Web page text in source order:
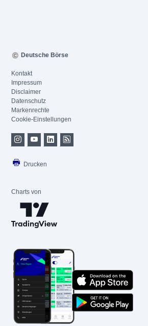
Deutsche Börse
Kontakt
Impressum
Disclaimer
Datenschutz
Markenrechte
Cookie-Einstellungen
Drucken
Charts von